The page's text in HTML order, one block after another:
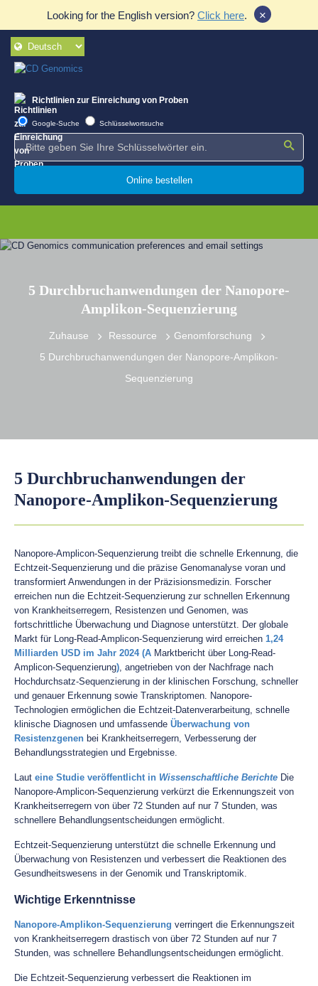
Looking for the English version? Click here. ×
Richtlinien zur Einreichung von Proben
Google-Suche Schlüsselwortsuche
Online bestellen
5 Durchbruchanwendungen der Nanopore-
Amplikon-Sequenzierung
Zuhause Ressource
Genomforschung
5 Durchbruchanwendungen der Nanopore-Amplikon-
Sequenzierung
5 Durchbruchanwendungen der
Nanopore-Amplikon-Sequenzierung
Nanopore-Amplicon-Sequenzierung treibt die schnelle Erkennung, die
Echtzeit-Sequenzierung und die präzise Genomanalyse voran und
transformiert Anwendungen in der Präzisionsmedizin. Forscher
erreichen nun die Echtzeit-Sequenzierung zur schnellen Erkennung
von Krankheitserregern, Resistenzen und Genomen, was
fortschrittliche Überwachung und Diagnose unterstützt. Der globale
Markt für Long-Read-Amplicon-Sequenzierung wird erreichen 1,24
Milliarden USD im Jahr 2024 (A Marktbericht über Long-Read-
Amplicon-Sequenzierung), angetrieben von der Nachfrage nach
Hochdurchsatz-Sequenzierung in der klinischen Forschung, schneller
und genauer Erkennung sowie Transkriptomen. Nanopore-
Technologien ermöglichen die Echtzeit-Datenverarbeitung, schnelle
klinische Diagnosen und umfassende Überwachung von
Resistenzgenen bei Krankheitserregern, Verbesserung der
Behandlungsstrategien und Ergebnisse.
Laut eine Studie veröffentlicht in Wissenschaftliche Berichte Die
Nanopore-Amplicon-Sequenzierung verkürzt die Erkennungszeit von
Krankheitserregern von über 72 Stunden auf nur 7 Stunden, was
schnellere Behandlungsentscheidungen ermöglicht.
Echtzeit-Sequenzierung unterstützt die schnelle Erkennung und
Überwachung von Resistenzen und verbessert die Reaktionen des
Gesundheitswesens in der Genomik und Transkriptomik.
Wichtige Erkenntnisse
Nanopore-Amplikon-Sequenzierung verringert die Erkennungszeit
von Krankheitserregern drastisch von über 72 Stunden auf nur 7
Stunden, was schnellere Behandlungsentscheidungen ermöglicht.
Die Echtzeit-Sequenzierung verbessert die Reaktionen im